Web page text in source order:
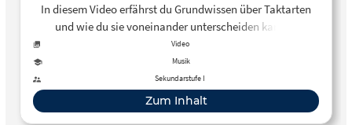
In diesem Video erfährst du Grundwissen über Taktarten
und wie du sie voneinander unterscheiden kannst.
Insbesondere bekommst du Tipps zur Unterscheidung von
3/4 und 6/8 Takt.
Video
Musik
Sekundarstufe I
Zum Inhalt